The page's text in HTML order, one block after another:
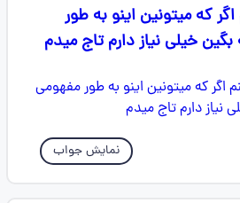
که میتونین اینو به طور
خیلی نیاز دارم تاج میدم
نمایش جواب